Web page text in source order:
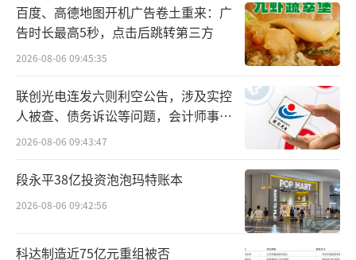
柏的定力，更有赖于丁宏伟强大的执行力。
1999年，丁从复旦大学毕业之后，进入鹏
参与开发、运营多个商业、酒店和住宅项目。
曾主管鹏欣系地产投资、成本中心、酒店及商
业运营板块，积累了20年房地产投资开发和运
营管理实战经验。
这20年，正是丁宏伟追随姜照柏从地产走
向资本市场的黄金时期。
百度、高德地图开机广告卷土重来：广
告时长最高5秒，点击后跳转第三方
2026-08-06 09:45:35
联创光电连发六则利空公告，涉及实控
人被查、债务诉讼等问题，会计师事务
所曾出具“保留意见”
2026-08-06 09:43:47
段永平38亿投资泡泡玛特账本
2026-08-06 09:42:56
科达制造近75亿元重组被否